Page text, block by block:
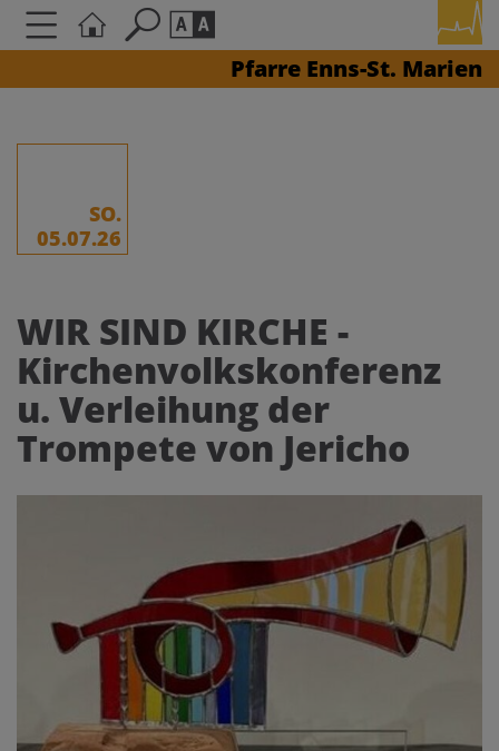
Pfarre Enns-St. Marien
Schriftgröße
AA
A A A A A
SO.
05.07.26
WIR SIND KIRCHE -
Kirchenvolkskonferenz
u. Verleihung der
Trompete von Jericho